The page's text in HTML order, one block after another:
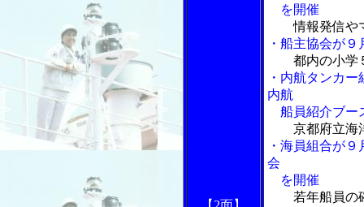
を開催
情報発信や
・船主協会が
都内の小学
・内航タンカ
内航
船員紹介ブー
京都府立海
・海員組合が
会
を開催
若年船員の